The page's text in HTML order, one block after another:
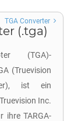
(.tga)
(TGA)-
(Truevision
ist ein
Inc.
ihre TARGA-
TGA Converter